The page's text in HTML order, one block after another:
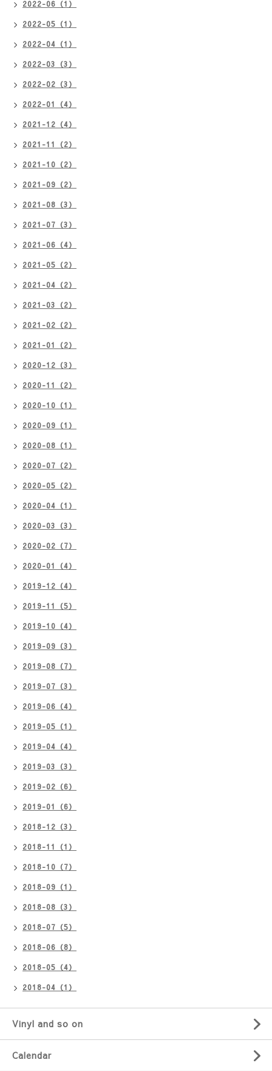
2022-06（1）
2022-05（1）
2022-04（1）
2022-03（3）
2022-02（3）
2022-01（4）
2021-12（4）
2021-11（2）
2021-10（2）
2021-09（2）
2021-08（3）
2021-07（3）
2021-06（4）
2021-05（2）
2021-04（2）
2021-03（2）
2021-02（2）
2021-01（2）
2020-12（3）
2020-11（2）
2020-10（1）
2020-09（1）
2020-08（1）
2020-07（2）
2020-05（2）
2020-04（1）
2020-03（3）
2020-02（7）
2020-01（4）
2019-12（4）
2019-11（5）
2019-10（4）
2019-09（3）
2019-08（7）
2019-07（3）
2019-06（4）
2019-05（1）
2019-04（4）
2019-03（3）
2019-02（6）
2019-01（6）
2018-12（3）
2018-11（1）
2018-10（7）
2018-09（1）
2018-08（3）
2018-07（5）
2018-06（8）
2018-05（4）
2018-04（1）
Vinyl and so on
Calendar